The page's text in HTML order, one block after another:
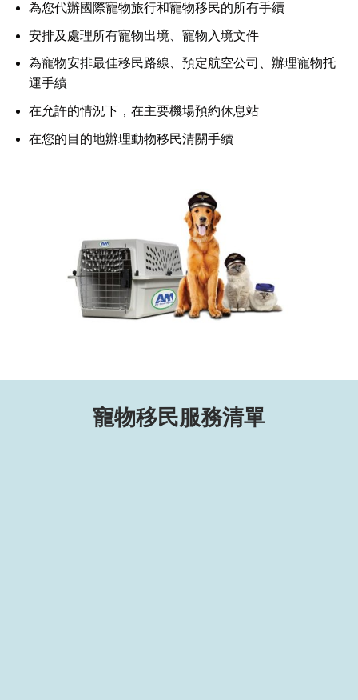
為您代辦國際寵物旅行和寵物移民的所有手續
安排及處理所有寵物出境、寵物入境文件
為寵物安排最佳移民路線、預定航空公司、辦理寵物托
運手續
在允許的情況下，在主要機場預約休息站
在您的目的地辦理動物移民清關手續
寵物移民服務清單